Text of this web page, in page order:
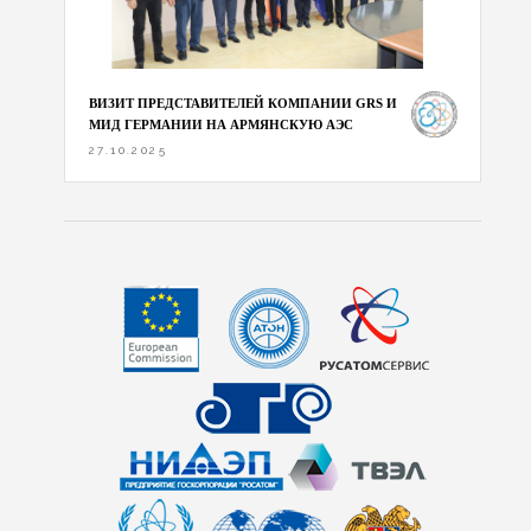
ВИЗИТ ПРЕДСТАВИТЕЛЕЙ КОМПАНИИ GRS И
МИД ГЕРМАНИИ НА АРМЯНСКУЮ АЭС
27.10.2025